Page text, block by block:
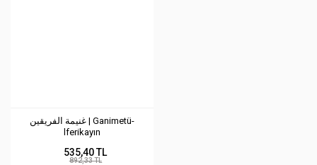
غنيمة الفريقين | Ganimetü-
lferikayın
535,40 TL
892,33 TL